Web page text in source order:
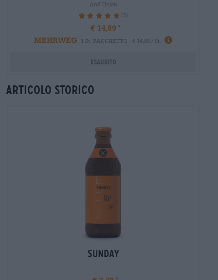
And Union
100% (2)
€ 14,89
MEHRWEG
1 St. PACCHETTO - € 14,89 / St.
Esaurito
Articolo storico
Sunday